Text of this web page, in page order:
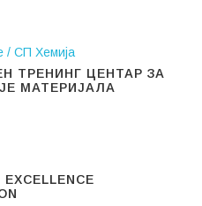
СП Хемија
ТРЕНИНГ ЦЕНТАР ЗА
МАТЕРИЈАЛА